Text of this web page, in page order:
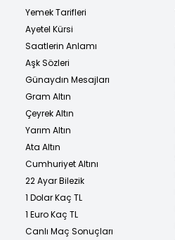
Yemek Tarifleri
Ayetel Kürsi
Saatlerin Anlamı
Aşk Sözleri
Günaydın Mesajları
Gram Altın
Çeyrek Altın
Yarım Altın
Ata Altın
Cumhuriyet Altını
22 Ayar Bilezik
1 Dolar Kaç TL
1 Euro Kaç TL
Canlı Maç Sonuçları